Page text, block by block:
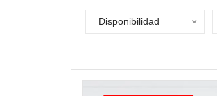
Disponibilidad